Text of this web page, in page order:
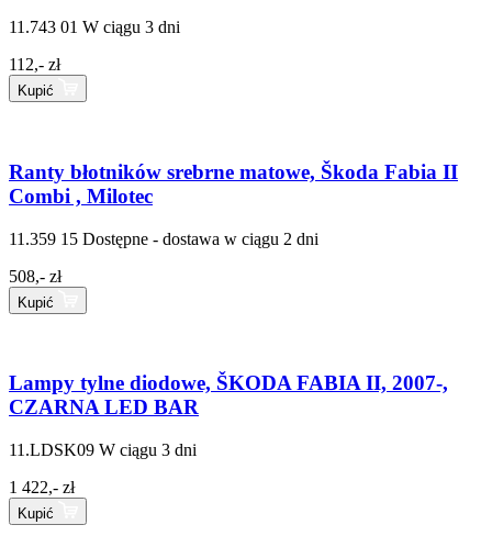
11.743 01 W ciągu 3 dni
112,- zł
Kupić
Ranty błotników srebrne matowe, Škoda Fabia II
Combi , Milotec
11.359 15 Dostępne - dostawa w ciągu 2 dni
508,- zł
Kupić
Lampy tylne diodowe, ŠKODA FABIA II, 2007-,
CZARNA LED BAR
11.LDSK09 W ciągu 3 dni
1 422,- zł
Kupić